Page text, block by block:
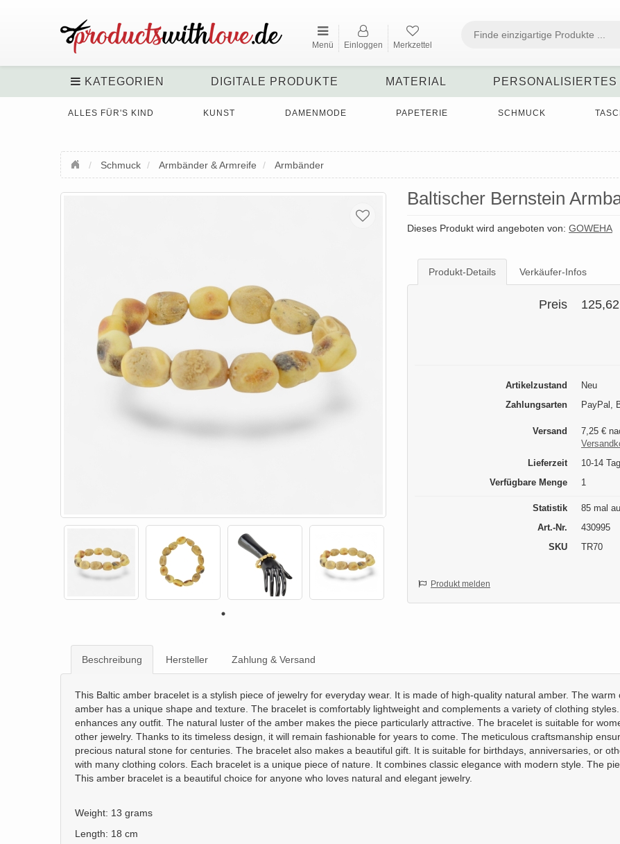
Menü Einloggen Merkzettel
KATEGORIEN DIGITALE PRODUKTE MATERIAL PERSONALISIERTES
ALLES FÜR'S KIND KUNST DAMENMODE PAPETERIE SCHMUCK
Schmuck Armbänder & Armreife Armbänder
Baltischer Bernstein
Dieses Produkt wird angeboten von: GOWEHA
Produkt-Details Verkäufer-Infos
Preis
Artikelzustand
Neu
Zahlungsarten
PayPal,
Versand
7,25 €
Lieferzeit
10-14
Verfügbare Menge
1
Statistik
85 mal
Art.-Nr.
430995
SKU
TR70
Produkt melden
Beschreibung Hersteller Zahlung & Versand
This Baltic amber bracelet is a stylish piece of jewelry for everyday wear. It is made of high-quality natural amber. The
amber has a unique shape and texture. The bracelet is comfortably lightweight and complements a variety of clothing
enhances any outfit. The natural luster of the amber makes the piece particularly attractive. The bracelet is suitable for
other jewelry. Thanks to its timeless design, it will remain fashionable for years to come. The meticulous craftsmanship
precious natural stone for centuries. The bracelet also makes a beautiful gift. It is suitable for birthdays, anniversaries, or
with many clothing colors. Each bracelet is a unique piece of nature. It combines classic elegance with modern style. The
This amber bracelet is a beautiful choice for anyone who loves natural and elegant jewelry.
Weight: 13 grams
Length: 18 cm